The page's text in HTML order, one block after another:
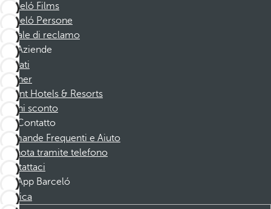
Barceló Films
Barceló Persone
Canale di reclamo
Aziende
Affiliati
Partner
Dorint Hotels & Resorts
Buoni sconto
Contatto
Domande Frequenti e Aiuto
Prenota tramite telefono
Contattaci
App Barceló
Scarica